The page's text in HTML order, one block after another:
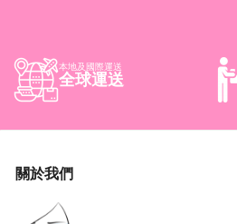
本地及國際運送
全球運送
關於我們